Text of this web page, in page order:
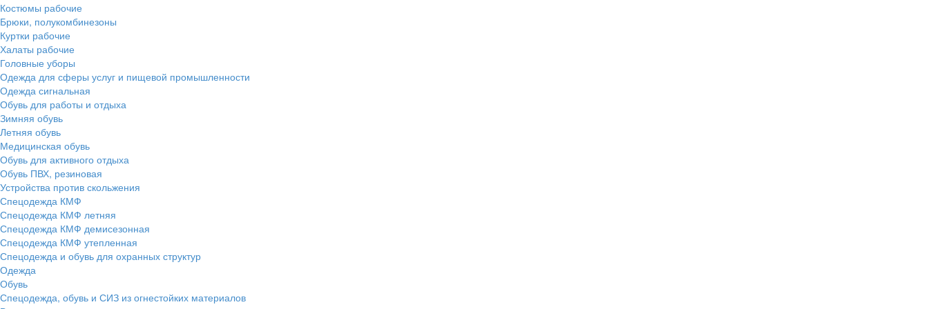
Костюмы рабочие
Брюки, полукомбинезоны
Куртки рабочие
Халаты рабочие
Головные уборы
Одежда для сферы услуг и пищевой промышленности
Одежда сигнальная
Обувь для работы и отдыха
Зимняя обувь
Летняя обувь
Медицинская обувь
Обувь для активного отдыха
Обувь ПВХ, резиновая
Устройства против скольжения
Спецодежда КМФ
Спецодежда КМФ летняя
Спецодежда КМФ демисезонная
Спецодежда КМФ утепленная
Спецодежда и обувь для охранных структур
Одежда
Обувь
Спецодежда, обувь и СИЗ из огнестойких материалов